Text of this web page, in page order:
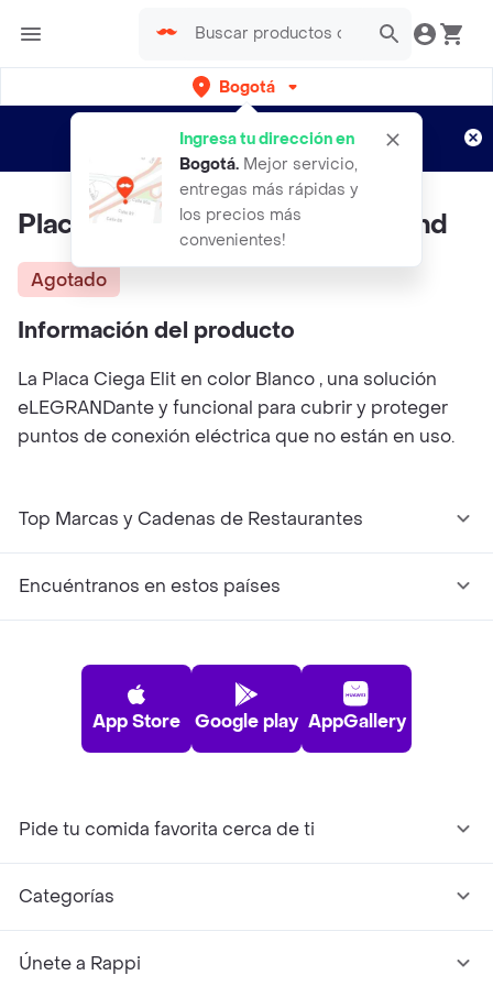
Bogotá
Ingresa tu dirección en
Bogotá. Mejor servicio,
entregas más rápidas y
los precios más
convenientes!
envíos gratis por semanas
Aplican TyC
Placa Ciega Elit Blanco - Legrand
Agotado
Información del producto
La Placa Ciega Elit en color Blanco , una solución
eLEGRANDante y funcional para cubrir y proteger
puntos de conexión eléctrica que no están en uso.
Top Marcas y Cadenas de Restaurantes
Encuéntranos en estos países
App Store Google play AppGallery
Pide tu comida favorita cerca de ti
Categorías
Únete a Rappi